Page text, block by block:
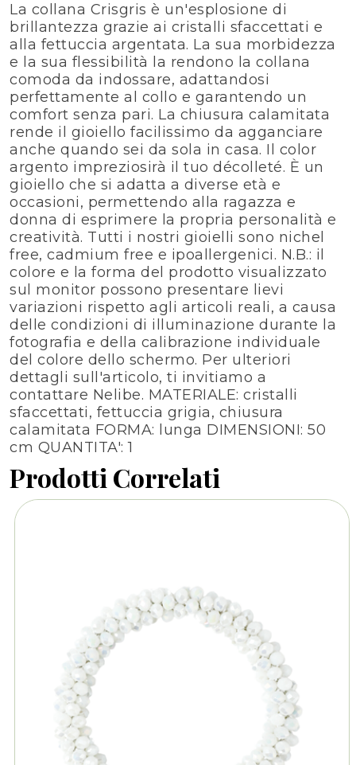
La collana Crisgris è un'esplosione di
brillantezza grazie ai cristalli sfaccettati e
alla fettuccia argentata. La sua morbidezza
e la sua flessibilità la rendono la collana
comoda da indossare, adattandosi
perfettamente al collo e garantendo un
comfort senza pari. La chiusura calamitata
rende il gioiello facilissimo da agganciare
anche quando sei da sola in casa. Il color
argento impreziosirà il tuo décolleté. È un
gioiello che si adatta a diverse età e
occasioni, permettendo alla ragazza e
donna di esprimere la propria personalità e
creatività. Tutti i nostri gioielli sono nichel
free, cadmium free e ipoallergenici. N.B.: il
colore e la forma del prodotto visualizzato
sul monitor possono presentare lievi
variazioni rispetto agli articoli reali, a causa
delle condizioni di illuminazione durante la
fotografia e della calibrazione individuale
del colore dello schermo. Per ulteriori
dettagli sull'articolo, ti invitiamo a
contattare Nelibe. MATERIALE: cristalli
sfaccettati, fettuccia grigia, chiusura
calamitata FORMA: lunga DIMENSIONI: 50
cm QUANTITA': 1
Prodotti Correlati